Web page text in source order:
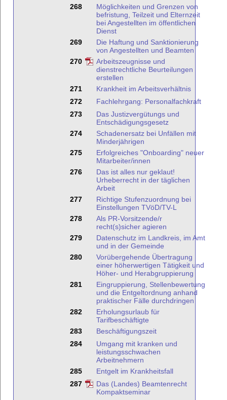
268
Möglichkeiten und Grenzen von
befristung, Teilzeit und Elternzeit
bei Angestellten im öffentlichen
Dienst
269
Die Haftung und Sanktionierung
von Angestellten und Beamten
270
Arbeitszeugnisse und
dienstrechtliche Beurteilungen
erstellen
271
Krankheit im Arbeitsverhältnis
272
Fachlehrgang: Personalfachkraft
273
Das Justizvergütungs und
Entschädigungsgesetz
274
Schadenersatz bei Unfällen mit
Minderjährigen
275
Erfolgreiches "Onboarding" neuer
Mitarbeiter/innen
276
Das ist alles nur geklaut!
Urheberrecht in der täglichen
Arbeit
277
Richtige Stufenzuordnung bei
Einstellungen TVöD/TV-L
278
Als PR-Vorsitzende/r
recht(s)sicher agieren
279
Datenschutz im Landkreis, im Amt
und in der Gemeinde
280
Vorübergehende Übertragung
einer höherwertigen Tätigkeit und
Höher- und Herabgruppierung
281
Eingruppierung, Stellenbewertung
und die Entgeltordnung anhand
praktischer Fälle durchdringen
282
Erholungsurlaub für
Tarifbeschäftigte
283
Beschäftigungszeit
284
Umgang mit kranken und
leistungsschwachen
Arbeitnehmern
285
Entgelt im Krankheitsfall
287
Das (Landes) Beamtenrecht
Kompaktseminar